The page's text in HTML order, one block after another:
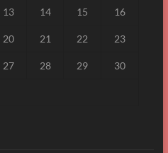
13 14 15 16
20 21 22 23
27 28 29 30